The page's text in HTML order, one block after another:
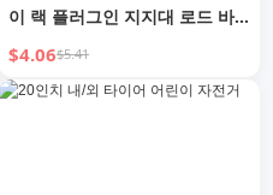
이 랙 플러그인 지지대 로드 바
이크 산악 자전거 청소 및 유지
보수 랙
$4.06$5.41